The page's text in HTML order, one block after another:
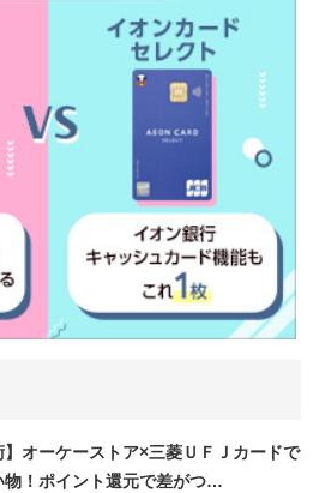
】オーケーストア×三菱ＵＦＪカードで
物！ポイント還元で差がつ…